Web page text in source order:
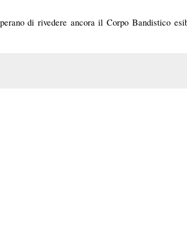
di rivedere ancora il Corpo Bandistico